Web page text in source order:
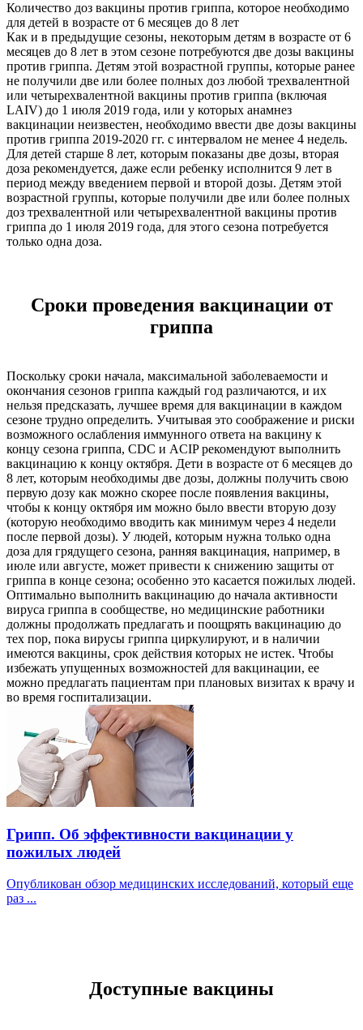
Количество доз вакцины против гриппа, которое необходимо
для детей в возрасте от 6 месяцев до 8 лет
Как и в предыдущие сезоны, некоторым детям в возрасте от 6
месяцев до 8 лет в этом сезоне потребуются две дозы вакцины
против гриппа. Детям этой возрастной группы, которые ранее
не получили две или более полных доз любой трехвалентной
или четырехвалентной вакцины против гриппа (включая
LAIV) до 1 июля 2019 года, или у которых анамнез
вакцинации неизвестен, необходимо ввести две дозы вакцины
против гриппа 2019-2020 гг. с интервалом не менее 4 недель.
Для детей старше 8 лет, которым показаны две дозы, вторая
доза рекомендуется, даже если ребенку исполнится 9 лет в
период между введением первой и второй дозы. Детям этой
возрастной группы, которые получили две или более полных
доз трехвалентной или четырехвалентной вакцины против
гриппа до 1 июля 2019 года, для этого сезона потребуется
только одна доза.
Сроки проведения вакцинации от
гриппа
Поскольку сроки начала, максимальной заболеваемости и
окончания сезонов гриппа каждый год различаются, и их
нельзя предсказать, лучшее время для вакцинации в каждом
сезоне трудно определить. Учитывая это соображение и риски
возможного ослабления иммунного ответа на вакцину к
концу сезона гриппа, CDC и ACIP рекомендуют выполнить
вакцинацию к концу октября. Дети в возрасте от 6 месяцев до
8 лет, которым необходимы две дозы, должны получить свою
первую дозу как можно скорее после появления вакцины,
чтобы к концу октября им можно было ввести вторую дозу
(которую необходимо вводить как минимум через 4 недели
после первой дозы). У людей, которым нужна только одна
доза для грядущего сезона, ранняя вакцинация, например, в
июле или августе, может привести к снижению защиты от
гриппа в конце сезона; особенно это касается пожилых людей.
Оптимально выполнить вакцинацию до начала активности
вируса гриппа в сообществе, но медицинские работники
должны продолжать предлагать и поощрять вакцинацию до
тех пор, пока вирусы гриппа циркулируют, и в наличии
имеются вакцины, срок действия которых не истек. Чтобы
избежать упущенных возможностей для вакцинации, ее
можно предлагать пациентам при плановых визитах к врачу и
во время госпитализации.
Грипп. Об эффективности вакцинации у
пожилых людей
Опубликован обзор медицинских исследований, который еще
раз ...
Доступные вакцины